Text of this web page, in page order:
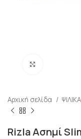
Αρχική σελίδα
Rizla Ασημί